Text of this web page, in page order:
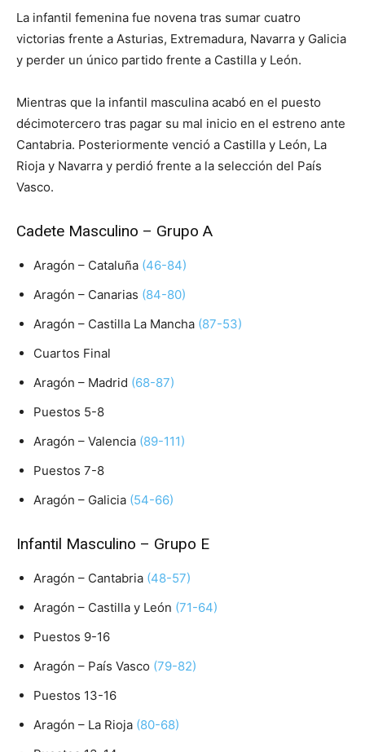
La infantil femenina fue novena tras sumar cuatro
victorias frente a Asturias, Extremadura, Navarra y Galicia
y perder un único partido frente a Castilla y León.
Mientras que la infantil masculina acabó en el puesto
décimotercero tras pagar su mal inicio en el estreno ante
Cantabria. Posteriormente venció a Castilla y León, La
Rioja y Navarra y perdió frente a la selección del País
Vasco.
Cadete Masculino – Grupo A
Aragón – Cataluña (46-84)
Aragón – Canarias (84-80)
Aragón – Castilla La Mancha (87-53)
Cuartos Final
Aragón – Madrid (68-87)
Puestos 5-8
Aragón – Valencia (89-111)
Puestos 7-8
Aragón – Galicia (54-66)
Infantil Masculino – Grupo E
Aragón – Cantabria (48-57)
Aragón – Castilla y León (71-64)
Puestos 9-16
Aragón – País Vasco (79-82)
Puestos 13-16
Aragón – La Rioja (80-68)